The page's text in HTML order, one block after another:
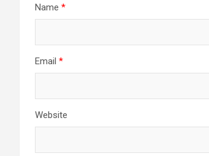
Name *
Email *
Website